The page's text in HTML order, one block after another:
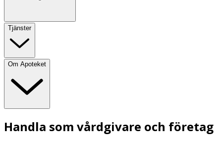
Tjänster
Om Apoteket
Handla som vårdgivare och företag